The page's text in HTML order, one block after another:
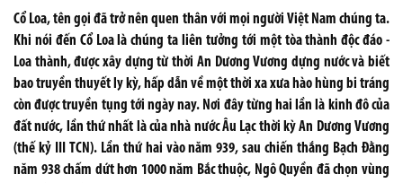
Cổ Loa, tên gọi đã trở nên quen thân với mọi người Việt Nam chúng ta.
Khi nói đến Cổ Loa là chúng ta liên tưởng tới một tòa thành độc đáo -
Loa thành, được xây dựng từ thời An Dương Vương dựng nước và biết
bao truyền thuyết ly kỳ, hấp dẫn về một thời xa xưa hào hùng bi tráng
còn được truyền tụng tới ngày nay. Nơi đây từng hai lần là kinh đô của
đất nước, lần thứ nhất là của nhà nước Âu Lạc thời kỳ An Dương Vương
(thế kỷ III TCN). Lần thứ hai vào năm 939, sau chiến thắng Bạch Đằng
năm 938 chấm dứt hơn 1000 năm Bắc thuộc, Ngô Quyền đã chọn vùng